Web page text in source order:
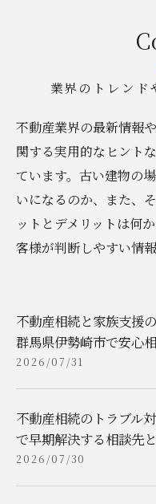
業界のトレンド
不動産業界の最新情報
関する実用的なヒント
ています。古い建物の
いになるのか、また、
ットとデメリットは何
客様が判断しやすい情
不動産相続と家族支援
群馬県伊勢崎市で安心
2026/07/31
不動産相続のトラブル
で早期解決する相談先
2026/07/30